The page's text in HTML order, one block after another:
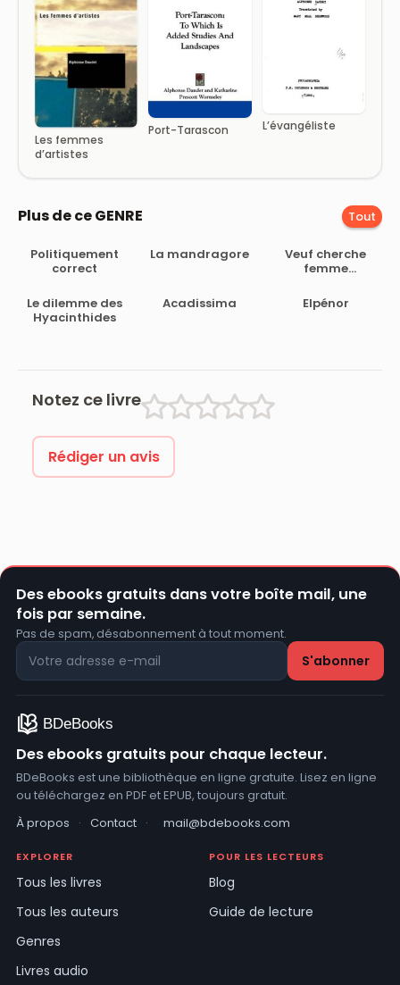
Les femmes
d’artistes
Port-Tarascon L’évangéliste
Plus de ce GENRE Tout
Politiquement
correct
La mandragore
Veuf cherche
femme
Le dilemme des
Hyacinthides
Acadissima Elpénor
Notez ce livre
Rédiger un avis
Des ebooks gratuits dans votre boîte mail, une
fois par semaine.
Pas de spam, désabonnement à tout moment.
Des ebooks gratuits pour chaque lecteur.
BDeBooks est une bibliothèque en ligne gratuite. Lisez en ligne
ou téléchargez en PDF et EPUB, toujours gratuit.
À propos
· Contact · mail@bdebooks.com
EXPLORER
Tous les livres
Tous les auteurs
Genres
Livres audio
POUR LES LECTEURS
Blog
Guide de lecture